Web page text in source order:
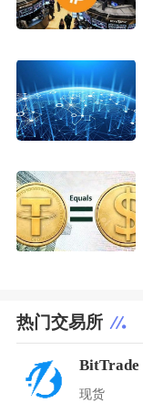
热门交易所
BitTrade
现货